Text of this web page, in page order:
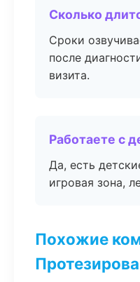
Сколько
Сроки
после
визита.
Работаете с
Да, есть
игровая зона,
Похожие